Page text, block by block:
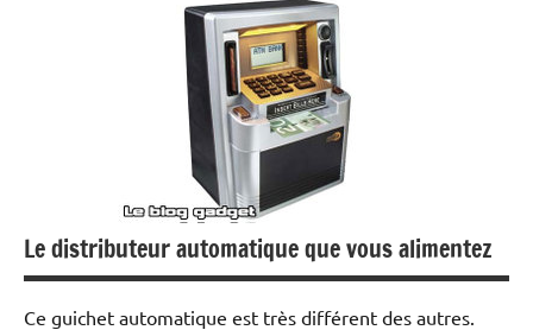
Le distributeur automatique que vous alimentez
Ce guichet automatique est très différent des autres.